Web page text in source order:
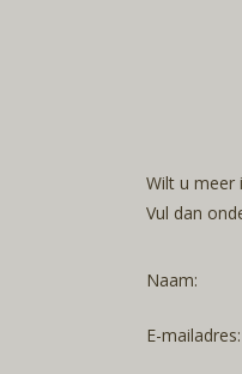
Wilt u meer
Vul dan
Naam:
E-mailadres: